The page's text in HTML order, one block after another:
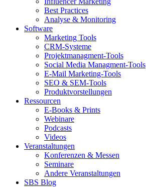
Best Practices
Analyse & Monitoring
Software
Marketing Tools
CRM-Systeme
Projektmanagment-Tools
Social Media Managment-Tools
E-Mail Marketing-Tools
SEO & SEM-Tools
Produktvorstellungen
Ressourcen
E-Books & Prints
Webinare
Podcasts
Videos
Veranstaltungen
Konferenzen & Messen
Seminare
Andere Veranstaltungen
SBS Blog